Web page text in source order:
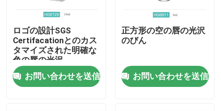
会社案内
品質管理
お問い合わせ
ロゴの設計SGS
Certifacationとのカス
タマイズされた明確な
色の唇の光沢
お問い合わせを送信
正方形の空の唇の光沢
のびん
お問い合わせを送信